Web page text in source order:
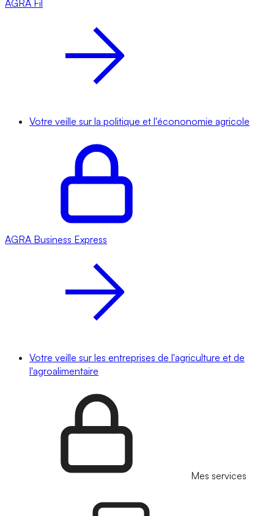
AGRA Fil
Votre veille sur la politique et l'écononomie agricole
AGRA Business Express
Votre veille sur les entreprises de l'agriculture et de
l'agroalimentaire
Mes services